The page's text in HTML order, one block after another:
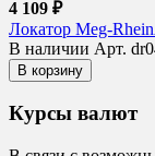
4 109 ₽
Локатор Meg-
В наличии Арт.
В корзину
Курсы валют